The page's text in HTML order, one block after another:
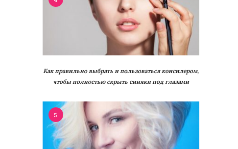
Как правильно выбрать и пользоваться консилером,
чтобы полностью скрыть синяки под глазами
5